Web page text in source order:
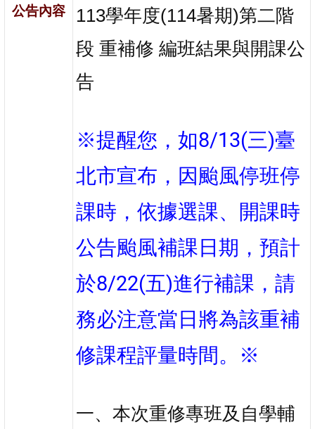
公告內容
113學年度(114暑期)第二階
段 重補修 編班結果與開課公
告
※提醒您，如8/13(三)臺
北市宣布，因颱風停班停
課時，依據選課、開課時
公告颱風補課日期，預計
於8/22(五)進行補課，請
務必注意當日將為該重補
修課程評量時間。※
一、本次重修專班及自學輔